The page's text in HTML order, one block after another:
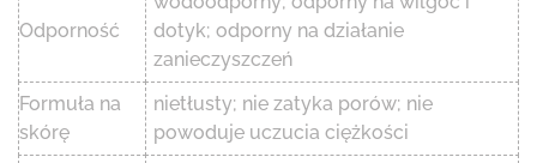
Odporność
dotyk; odporny na działanie
zanieczyszczeń
Formuła na
skórę
nietłusty; nie zatyka porów; nie
powoduje uczucia ciężkości